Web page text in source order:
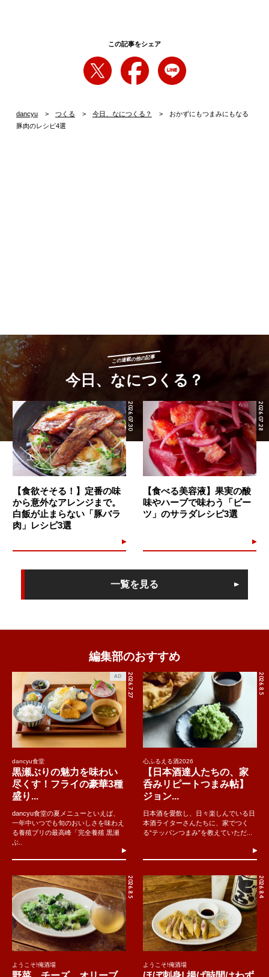
この記事をシェア
dancyu つくる 今日、なにつくる？
おかずにもつまみにもなる
豚肉のレシピ4選
この連載の他の記事
今日、なにつくる？
2026.07.30
【食欲そそる！】定番の味
から意外なアレンジまで。
白飯が止まらない「豚バラ
肉」レシピ3選
2026.07.28
【食べる美容液】果実の酸
味やハーブで味わう「ビー
ツ」のサラダレシピ3選
一覧を見る
編集部のおすすめ
2026.7.27
AD
dancyu食堂
黒瀬ぶりの魅力を味わい
尽くす！フライの豪華3種
盛り...
dancyu食堂の夏メニューといえば、
一年中いつでも旬のおいしさを味わえ
る養殖ブリの最高峰「完全養殖 黒瀬
ぶ..
2026.8.5
心ふるえる酒2026
【日本酒達人たちの、家
呑みリピートつまみ帖】
ジョン...
日本酒を愛飲し、日々楽しんでいる日
本酒ライターさんたちに、家でつく
る“テッパンつまみ”を教えていただ...
2026.8.5
ようこそ!俺酒場
2026.8.4
ようこそ!俺酒場